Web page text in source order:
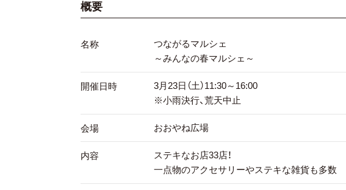
概要
名称
つながるマルシェ
～みんなの春マルシェ～
開催日時
3月23日（土）11:30～16:00
※小雨決行、荒天中止
会場 おおやね広場
内容
ステキなお店33店！
一点物のアクセサリーやステキな雑貨も多数